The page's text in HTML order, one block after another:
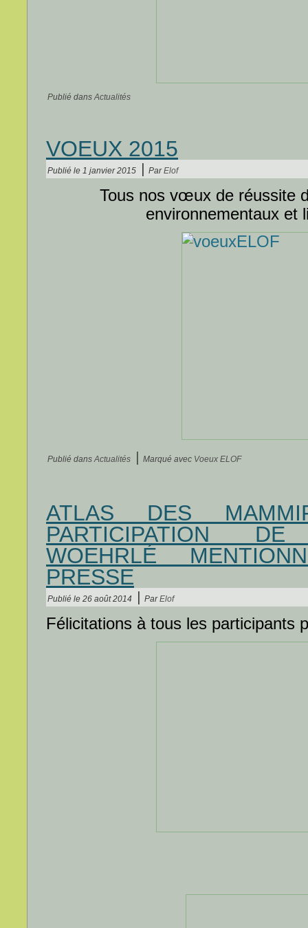
Publié dans Actualités
VOEUX 2015
Publié le 1 janvier 2015 Par Elof
Tous nos vœux de réussite
environnementaux et
Publié dans Actualités Marqué avec Voeux ELOF
ATLAS DES
PARTICIPATION DE
WOEHRLÉ
PRESSE
Publié le 26 août 2014 Par Elof
Félicitations à tous les participants